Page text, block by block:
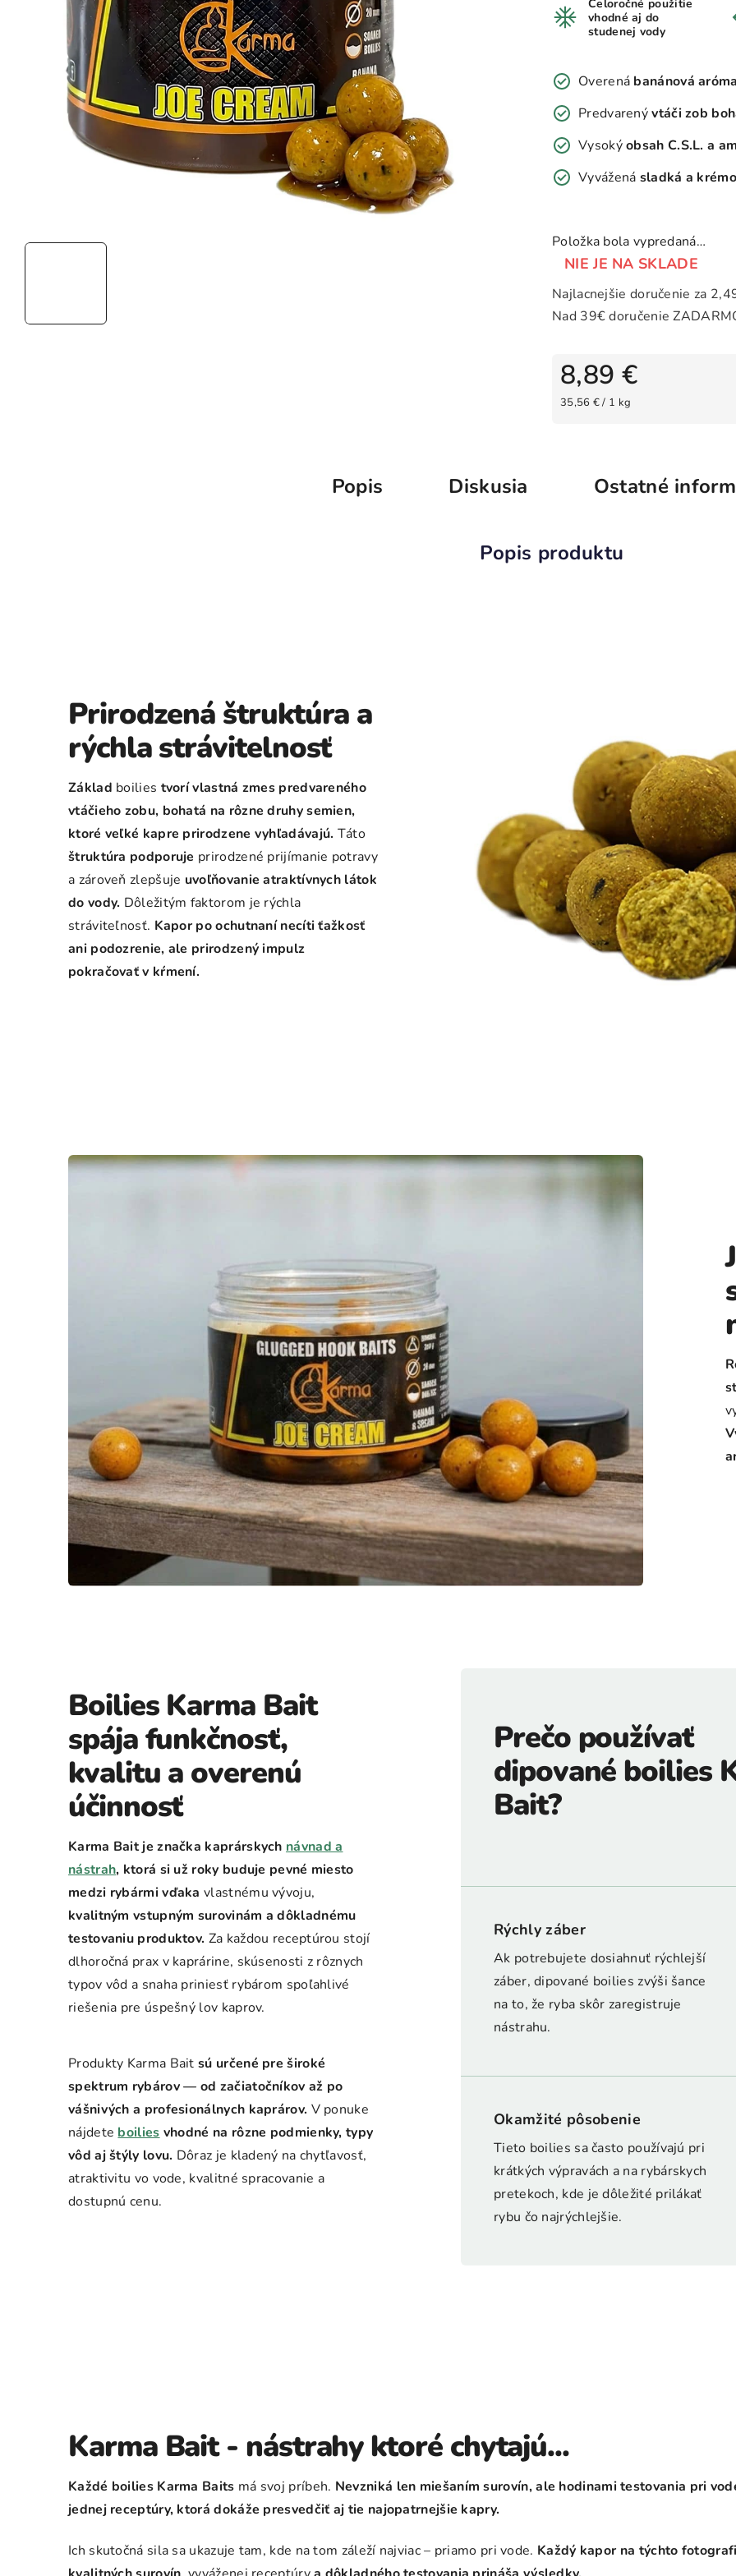
Celoročné použitie
vhodné aj do
studenej vody
Overená banánová
Predvarenývtáči zob
Vysokýobsah C.S.L. a
Vyvážená sladká a
Položka bola vypredaná…
NIE JE NA SKLADE
8,89 €
Jednotková cena:
35,56 € / 1 kg
Popis Diskusia Ostatné
Prirodzená štruktúra a
rýchla strávitelnosť
Základ boilies tvorí vlastná zmes predvareného
vtáčieho zobu, bohatá na rôzne druhy semien,
ktoré veľké kapre prirodzene vyhľadávajú. Táto
štruktúra podporuje prirodzené prijímanie potravy
a zároveň zlepšuje uvoľňovanie atraktívnych látok
do vody. Dôležitým faktorom je rýchla
stráviteľnosť. Kapor po ochutnaní necíti ťažkosť
ani podozrenie, ale prirodzený impulz
pokračovať v kŕmení.
Boilies Karma Bait
spája funkčnosť,
kvalitu a overenú
účinnosť
Karma Bait je značka kaprárskych návnad a
nástrah, ktorá si už roky buduje pevné miesto
medzi rybármi vďaka vlastnému vývoju,
kvalitným vstupným surovinám a dôkladnému
testovaniu produktov. Za každou receptúrou stojí
dlhoročná prax v kaprárine, skúsenosti z rôznych
typov vôd a snaha priniesť rybárom spoľahlivé
riešenia pre úspešný lov kaprov.
Produkty Karma Baitsú určené pre široké
spektrum rybárov — od začiatočníkov až po
vášnivých a profesionálnych kaprárov. V ponuke
nájdete boilies vhodné na rôzne podmienky, typy
vôd aj štýly lovu. Dôraz je kladený na chytľavosť,
atraktivitu vo vode, kvalitné spracovanie a
dostupnú cenu.
Prečo používať
dipované boilies
Bait?
Rýchly záber
Ak potrebujete dosiahnuť rýchlejší
záber, dipované boilies zvýši šance
na to, že ryba skôr zaregistruje
nástrahu.
Okamžité pôsobenie
Tieto boilies sa často používajú pri
krátkých výpravách a na rybárskych
pretekoch, kde je dôležité prilákať
rybu čo najrýchlejšie.
Karma Bait - nástrahy ktoré chytajú...
Každé boilies Karma Baits má svoj príbeh. Nevzniká len miešaním surovín, ale hodinami testovania pri
jednej receptúry, ktorá dokáže presvedčiť aj tie najopatrnejšie kapry.
Ich skutočná sila sa ukazuje tam, kde na tom záleží najviac – priamo pri vode. Každý kapor na týchto